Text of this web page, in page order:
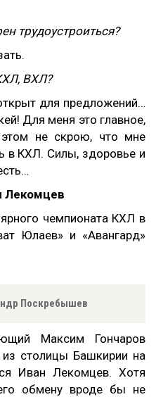
трудоустроиться?
ВХЛ?
для предложений…
Для меня это главное,
не скрою, что мне
в КХЛ. Силы, здоровье и
Лекомцев
чемпионата КХЛ в
Юлаев» и «Авангард»
Поскребышев
Максим Гончаров
столицы Башкирии на
Иван Лекомцев. Хотя
обмену вроде бы не